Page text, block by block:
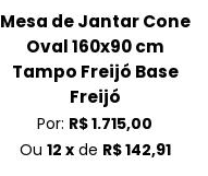
Mesa de Jantar Cone
Oval 160x90 cm
Tampo Freijó Base
Freijó
Por: R$ 1.715,00
Ou 12 xde R$ 142,91